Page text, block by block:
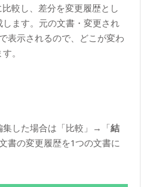
較し、差分を変更履歴とし
ます。元の文書・変更され
表示されるので、どこが変わ
。
集した場合は「比較」→「結
書の変更履歴を1つの文書に